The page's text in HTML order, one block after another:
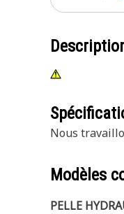
Nous
Modèles
PELLE